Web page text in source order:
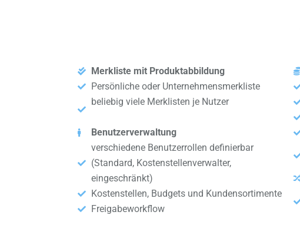
Merkliste mit Produktabbildung
Persönliche oder Unternehmensmerkliste
beliebig viele Merklisten je Nutzer
Benutzerverwaltung
verschiedene Benutzerrollen definierbar
(Standard, Kostenstellenverwalter,
eingeschränkt)
Kostenstellen, Budgets und Kundensortimente
Freigabeworkflow